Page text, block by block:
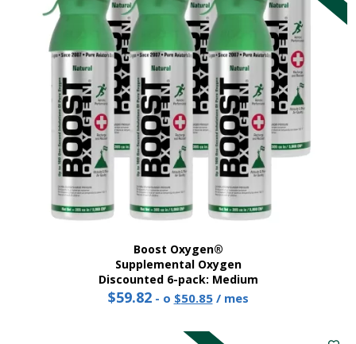
Boost Oxygen®
Supplemental Oxygen
Discounted 6-pack: Medium
$59.82 - o Precio
59,82
$50.85El
actual
/ mes